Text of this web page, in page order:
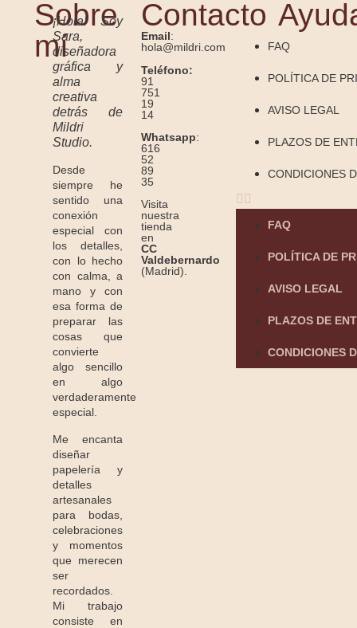
#bodasbonitas #papeleriaboda #papeleriacreativa #weddinginspo
#decobodas
#menudeboda #weddingdetails #bridalinspiration #weddingstationery
#bodasbonitas
Sobre
mí
¡Hola! Soy
Sara,
diseñadora
gráfica y
alma
creativa
detrás de
Mildri
Studio.
Desde
siempre he
sentido una
conexión
especial con
los detalles,
con lo hecho
con calma, a
mano y con
esa forma de
preparar las
cosas que
convierte
algo sencillo
en algo
verdaderamente
especial.
Me encanta
diseñar
papelería y
detalles
artesanales
para bodas,
celebraciones
y momentos
que merecen
ser
recordados.
Mi trabajo
consiste en
Contacto
Email:
hola@mildri.com
Teléfono:
91
751
19
14
Whatsapp:
616
52
89
35
Visita
nuestra
tienda
en
CC
Valdebernardo
(Madrid).
FAQ
POLÍTICA DE
AVISO LEGAL
PLAZOS DE
CONDICIONES
FAQ
POLÍTICA DE
AVISO LEGAL
PLAZOS DE
CONDICIONES